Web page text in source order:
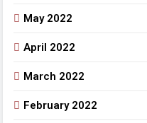
May 2022
April 2022
March 2022
February 2022